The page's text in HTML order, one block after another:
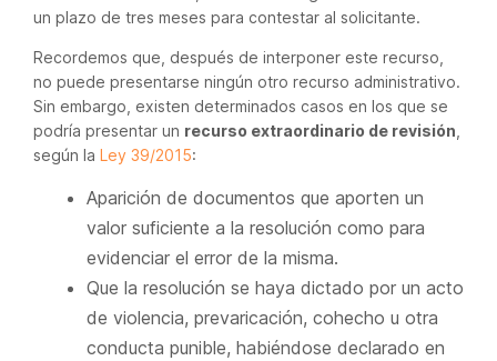
un plazo de tres meses para contestar al solicitante.
Recordemos que, después de interponer este recurso,
no puede presentarse ningún otro recurso administrativo.
Sin embargo, existen determinados casos en los que se
podría presentar un recurso extraordinario de revisión
según la Ley 39/2015:
Aparición de documentos que aporten un
valor suficiente a la resolución como para
evidenciar el error de la misma.
Que la resolución se haya dictado por un acto
de violencia, prevaricación, cohecho u otra
conducta punible, habiéndose declarado en